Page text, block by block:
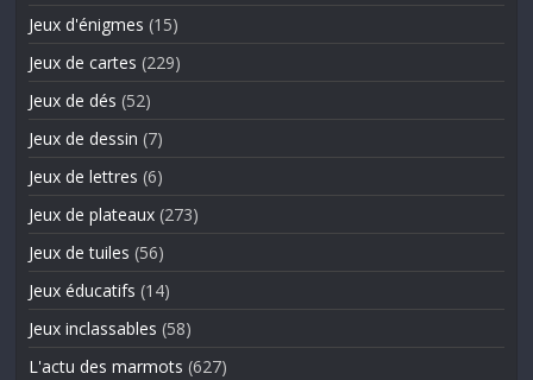
Jeux d'énigmes (15)
Jeux de cartes (229)
Jeux de dés (52)
Jeux de dessin (7)
Jeux de lettres (6)
Jeux de plateaux (273)
Jeux de tuiles (56)
Jeux éducatifs (14)
Jeux inclassables (58)
L'actu des marmots (627)